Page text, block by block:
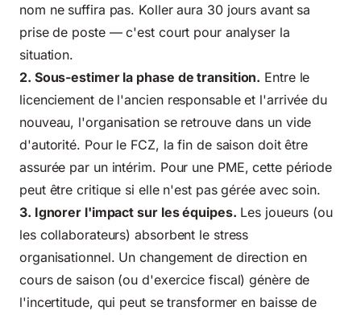
nom ne suffira pas. Koller aura 30 jours avant sa
prise de poste — c'est court pour analyser la
situation.
2. Sous-estimer la phase de transition. Entre le
licenciement de l'ancien responsable et l'arrivée du
nouveau, l'organisation se retrouve dans un vide
d'autorité. Pour le FCZ, la fin de saison doit être
assurée par un intérim. Pour une PME, cette période
peut être critique si elle n'est pas gérée avec soin.
3. Ignorer l'impact sur les équipes. Les joueurs (ou
les collaborateurs) absorbent le stress
organisationnel. Un changement de direction en
cours de saison (ou d'exercice fiscal) génère de
l'incertitude, qui peut se transformer en baisse de